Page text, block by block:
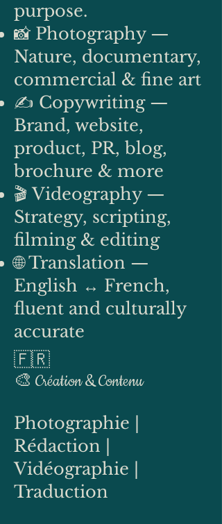
purpose.
📸 Photography —
Nature, documentary,
commercial & fine art
✍️ Copywriting —
Brand, website,
product, PR, blog,
brochure & more
🎬 Videography —
Strategy, scripting,
filming & editing
🌐 Translation —
English ↔ French,
fluent and culturally
accurate
🇫🇷
🎨 Création & Contenu
Photographie |
Rédaction |
Vidéographie |
Traduction